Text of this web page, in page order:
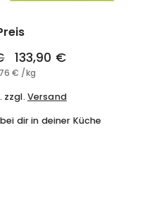
177,20
€
Sonderpreis
133,90 €133,90
€ 118,76
/kg
zzgl. Versand
dir in deiner Küche